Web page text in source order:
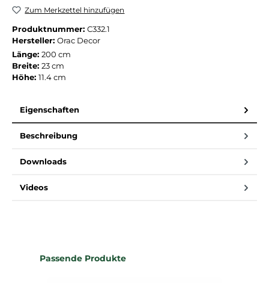
Zum Merkzettel hinzufügen
Produktnummer: C332.1
Hersteller: Orac Decor
Länge: 200 cm
Breite: 23 cm
Höhe: 11.4 cm
Eigenschaften
Beschreibung
Downloads
Videos
Produktgalerie überspringen
Passende Produkte